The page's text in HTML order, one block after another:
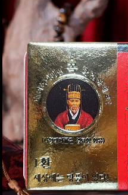
Đây đều là các vị dược liệu
trợ khai khiếu, tỉnh thần, hỗ
cường lưu thông máu. Tiêu
Công dụng của 1 số dược
cuốn "Thần nông bản thảo":
+/ Ngưu hoàng:
Ngưu hoàng được coi là sạn
họ trâu bò bị bệnh, ốm lâu